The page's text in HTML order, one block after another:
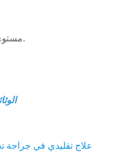
مستوى طبي مرتفع في جميع أنحاء البلاد.
علاج تقليدي في جراحة